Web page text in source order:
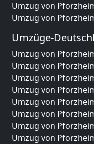
Umzug von
Umzug von
Umzüge-
Umzug von
Umzug von
Umzug von
Umzug von
Umzug von
Umzug von
Umzug von
Umzug von